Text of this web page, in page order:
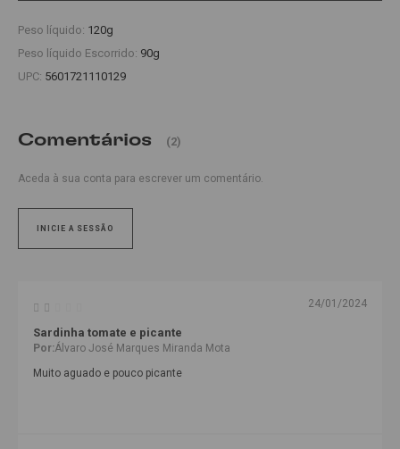
Peso líquido: 120g
Peso líquido Escorrido: 90g
UPC: 5601721110129
Comentários (2)
Aceda à sua conta para escrever um comentário.
INICIE A SESSÃO
24/01/2024
Sardinha tomate e picante
Por:Álvaro José Marques Miranda Mota
Muito aguado e pouco picante